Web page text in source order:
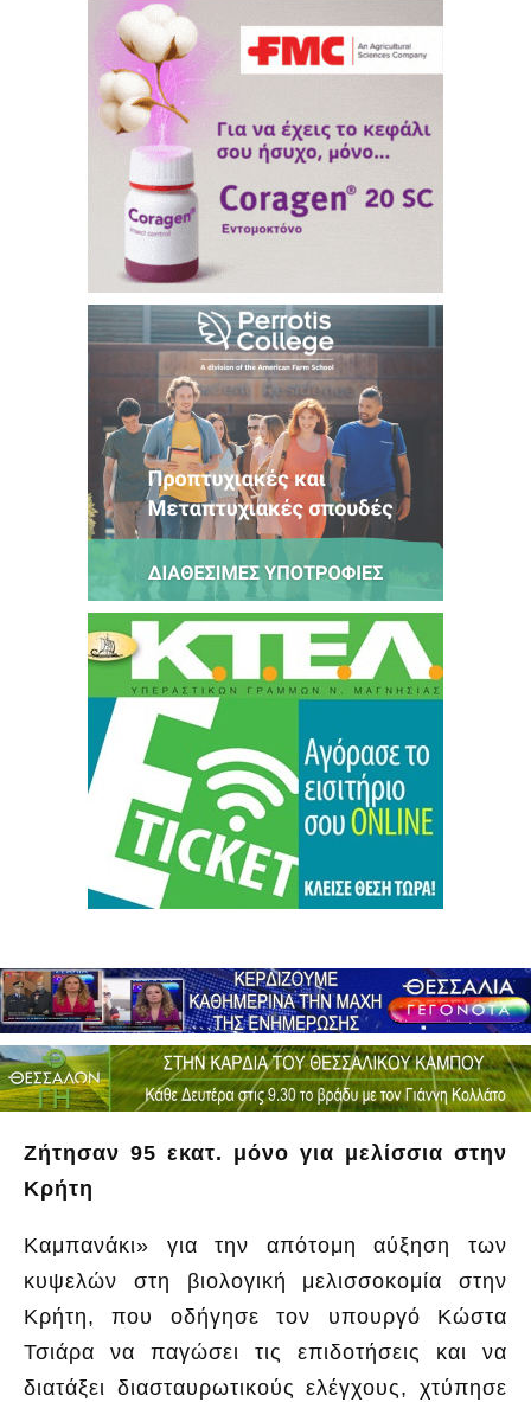
Ζήτησαν 95 εκατ. μόνο για μελίσσια στην
Κρήτη
Καμπανάκι» για την απότομη αύξηση των
κυψελών στη βιολογική μελισσοκομία στην
Κρήτη, που οδήγησε τον υπουργό Κώστα
Τσιάρα να παγώσει τις επιδοτήσεις και να
διατάξει διασταυρωτικούς ελέγχους, χτύπησε